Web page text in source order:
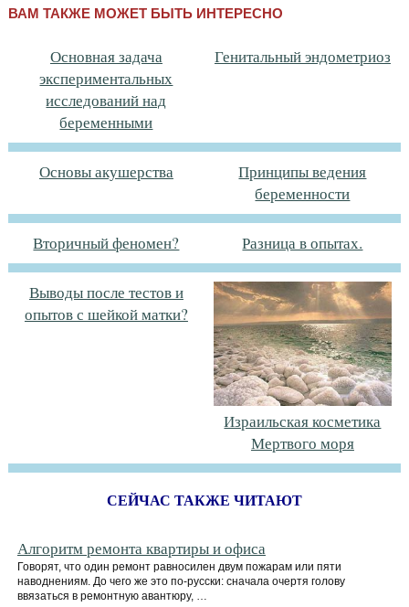
ВАМ ТАКЖЕ МОЖЕТ БЫТЬ ИНТЕРЕСНО
Основная задача
экспериментальных
исследований над
беременными
Генитальный эндометриоз
Основы акушерства
Принципы ведения
беременности
Вторичный феномен? Разница в опытах.
Выводы после тестов и
опытов с шейкой матки?
Израильская косметика
Мертвого моря
СЕЙЧАС ТАКЖЕ ЧИТАЮТ
Алгоритм ремонта квартиры и офиса
Говорят, что один ремонт равносилен двум пожарам или пяти
наводнениям. До чего же это по-русски: сначала очертя голову
ввязаться в ремонтную авантюру, …